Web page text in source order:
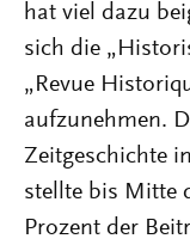
hat viel dazu
sich die
„Revue
aufzunehmen.
Zeitgeschichte
stellte bis Mitte
Prozent der